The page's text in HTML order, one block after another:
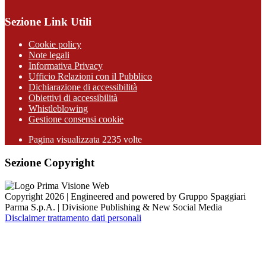
Sezione Link Utili
Cookie policy
Note legali
Informativa Privacy
Ufficio Relazioni con il Pubblico
Dichiarazione di accessibilità
Obiettivi di accessibilità
Whistleblowing
Gestione consensi cookie
Pagina visualizzata 2235 volte
Sezione Copyright
Copyright 2026 | Engineered and powered by Gruppo Spaggiari
Parma S.p.A. | Divisione Publishing & New Social Media
Disclaimer trattamento dati personali